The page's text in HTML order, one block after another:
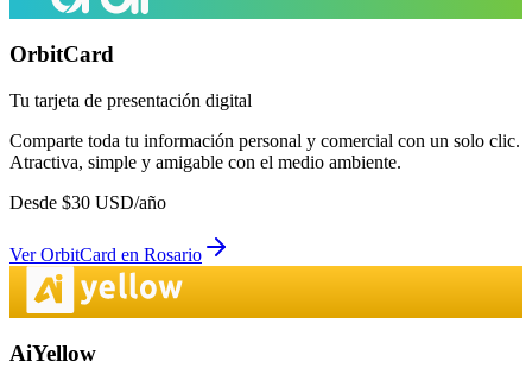
OrbitCard
Tu tarjeta de presentación digital
Comparte toda tu información personal y comercial con un solo clic.
Atractiva, simple y amigable con el medio ambiente.
Desde $30 USD/año
VerOrbitCard en Rosario
AiYellow